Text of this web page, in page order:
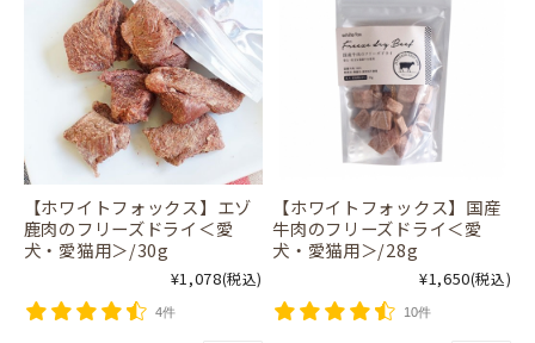
【ホワイトフォックス】エゾ
鹿肉のフリーズドライ＜愛
犬・愛猫用＞/30g
¥1,078(税込)
4件
【ホワイトフォックス】国産
牛肉のフリーズドライ＜愛
犬・愛猫用＞/28g
¥1,650(税込)
10件